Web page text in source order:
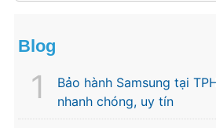
Blog
Bảo hành Samsung tại
nhanh chóng, uy tín